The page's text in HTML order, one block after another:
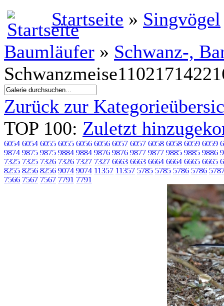
Startseite » Singvögel
Baumläufer » Schwanz-,
Zurück zur
TOP 100: Zuletzt
6054 6054 6055 6055 6056 6056 6057 6057 6058 6058 6059 6059
9874 9875 9875 9884 9884 9876 9876 9877 9877 9885 9885 9886
7325 7325 7326 7326 7327 7327 6663 6663 6664 6664 6665 6665
8255 8256 8256 9074 9074 11357 11357 5785 5785 5786 5786
7566 7567 7567 7791 7791